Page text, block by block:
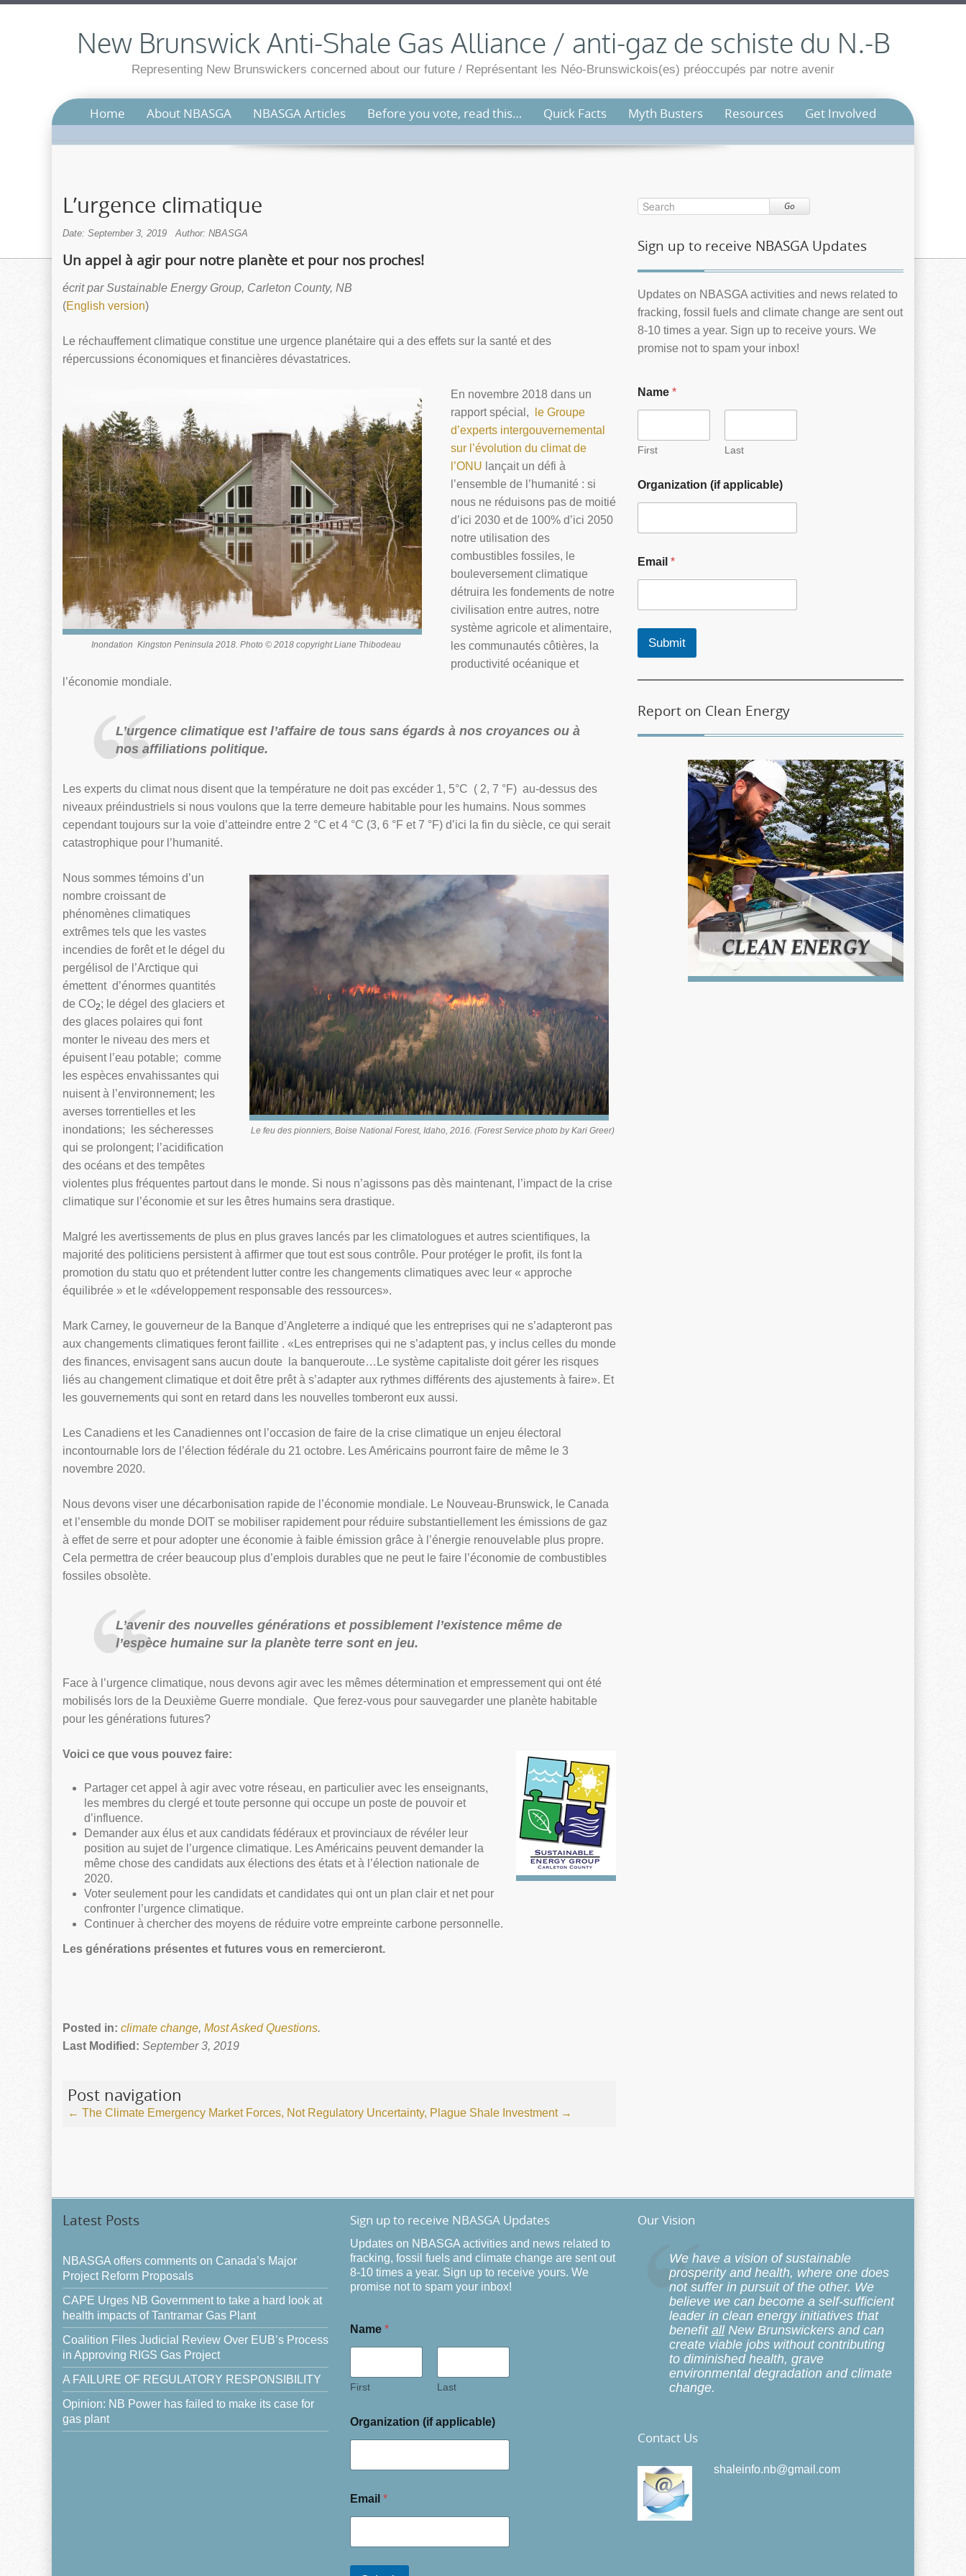
New Brunswick Anti-Shale Gas Alliance / anti-gaz de schiste du N.-B
Representing New Brunswickers concerned about our future / Représentant les Néo-Brunswickois(es) préoccupés par notre avenir
Home About NBASGA NBASGA Articles Before you vote, read this… Quick Facts Myth Busters Resources Get Involved
L’urgence climatique
Date: September 3, 2019 Author: NBASGA
Un appel à agir pour notre planète et pour nos proches!
écrit par Sustainable Energy Group, Carleton County, NB
(English version)
Le réchauffement climatique constitue une urgence planétaire qui a des effets sur la santé et des
répercussions économiques et financières dévastatrices.
Inondation Kingston Peninsula 2018. Photo © 2018 copyright Liane Thibodeau
En novembre 2018 dans un
rapport spécial,
le Groupe
d’experts intergouvernemental
sur l’évolution du climat de
l’ONU lançait un défi à
l’ensemble de l’humanité : si
nous ne réduisons pas de moitié
d’ici 2030 et de 100% d’ici 2050
notre utilisation des
combustibles fossiles, le
bouleversement climatique
détruira les fondements de notre
civilisation entre autres, notre
système agricole et alimentaire,
les communautés côtières, la
productivité océanique et
l’économie mondiale.
L’urgence climatique est l’affaire de tous sans égards à nos croyances ou à
nos affiliations politique.
Les experts du climat nous disent que la température ne doit pas excéder 1, 5°C ( 2, 7 °F) au-dessus des
niveaux préindustriels si nous voulons que la terre demeure habitable pour les humains. Nous sommes
cependant toujours sur la voie d’atteindre entre 2 °C et 4 °C (3, 6 °F et 7 °F) d’ici la fin du siècle, ce qui serait
catastrophique pour l’humanité.
Le feu des pionniers , Boise National Forest, Idaho, 2016. (Forest Service photo by Kari Greer)
Nous sommes témoins d’un
nombre croissant de
phénomènes climatiques
extrêmes tels que les vastes
incendies de forêt et le dégel du
pergélisol de l’Arctique qui
émettent d’énormes quantités
de CO2; le dégel des glaciers et
des glaces polaires qui font
monter le niveau des mers et
épuisent l’eau potable; comme
les espèces envahissantes qui
nuisent à l’environnement; les
averses torrentielles et les
inondations; les sécheresses
qui se prolongent; l’acidification
des océans et des tempêtes
violentes plus fréquentes partout dans le monde. Si nous n’agissons pas dès maintenant, l’impact de la crise
climatique sur l’économie et sur les êtres humains sera drastique.
Malgré les avertissements de plus en plus graves lancés par les climatologues et autres scientifiques, la
majorité des politiciens persistent à affirmer que tout est sous contrôle. Pour protéger le profit, ils font la
promotion du statu quo et prétendent lutter contre les changements climatiques avec leur « approche
équilibrée » et le «développement responsable des ressources».
Mark Carney, le gouverneur de la Banque d’Angleterre a indiqué que les entreprises qui ne s’adapteront pas
aux changements climatiques feront faillite . «Les entreprises qui ne s’adaptent pas, y inclus celles du monde
des finances, envisagent sans aucun doute la banqueroute…Le système capitaliste doit gérer les risques
liés au changement climatique et doit être prêt à s’adapter aux rythmes différents des ajustements à faire». Et
les gouvernements qui sont en retard dans les nouvelles tomberont eux aussi.
Les Canadiens et les Canadiennes ont l’occasion de faire de la crise climatique un enjeu électoral
incontournable lors de l’élection fédérale du 21 octobre. Les Américains pourront faire de même le 3
novembre 2020.
Nous devons viser une décarbonisation rapide de l’économie mondiale. Le Nouveau-Brunswick, le Canada
et l’ensemble du monde DOIT se mobiliser rapidement pour réduire substantiellement les émissions de gaz
à effet de serre et pour adopter une économie à faible émission grâce à l’énergie renouvelable plus propre.
Cela permettra de créer beaucoup plus d’emplois durables que ne peut le faire l’économie de combustibles
fossiles obsolète.
L’avenir des nouvelles générations et possiblement l’existence même de
l’espèce humaine sur la planète terre sont en jeu.
Face à l’urgence climatique, nous devons agir avec les mêmes détermination et empressement qui ont été
mobilisés lors de la Deuxième Guerre mondiale. Que ferez-vous pour sauvegarder une planète habitable
pour les générations futures?
Voici ce que vous pouvez faire:
Partager cet appel à agir avec votre réseau, en particulier avec les enseignants,
les membres du clergé et toute personne qui occupe un poste de pouvoir et
d’influence.
Demander aux élus et aux candidats fédéraux et provinciaux de révéler leur
position au sujet de l’urgence climatique. Les Américains peuvent demander la
même chose des candidats aux élections des états et à l’élection nationale de
2020.
Voter seulement pour les candidats et candidates qui ont un plan clair et net pour
confronter l’urgence climatique.
Continuer à chercher des moyens de réduire votre empreinte carbone personnelle.
Les générations présentes et futures vous en remercieront.
Posted in: climate change, Most Asked Questions.
Last Modified: September 3, 2019
Post navigation
← The Climate Emergency Market Forces, Not Regulatory Uncertainty, Plague Shale Investment →
Go
Sign up to receive NBASGA Updates
Updates on NBASGA activities and news related to
fracking, fossil fuels and climate change are sent out
8-10 times a year. Sign up to receive yours. We
promise not to spam your inbox!
Name *
First Last
Organization (if applicable)
Email *
Submit
Report on Clean Energy
Latest Posts
NBASGA offers comments on Canada’s Major
Project Reform Proposals
CAPE Urges NB Government to take a hard look at
health impacts of Tantramar Gas Plant
Coalition Files Judicial Review Over EUB’s Process
in Approving RIGS Gas Project
A FAILURE OF REGULATORY RESPONSIBILITY
Opinion: NB Power has failed to make its case for
gas plant
Sign up to receive NBASGA Updates
Updates on NBASGA activities and news related to
fracking, fossil fuels and climate change are sent out
8-10 times a year. Sign up to receive yours. We
promise not to spam your inbox!
Name *
First Last
Organization (if applicable)
Email *
Our Vision
We have a vision of sustainable
prosperity and health, where one does
not suffer in pursuit of the other. We
believe we can become a self-sufficient
leader in clean energy initiatives that
benefit allNew Brunswickers and can
create viable jobs without contributing
to diminished health, grave
environmental degradation and climate
change.
Contact Us
shaleinfo.nb@gmail.com